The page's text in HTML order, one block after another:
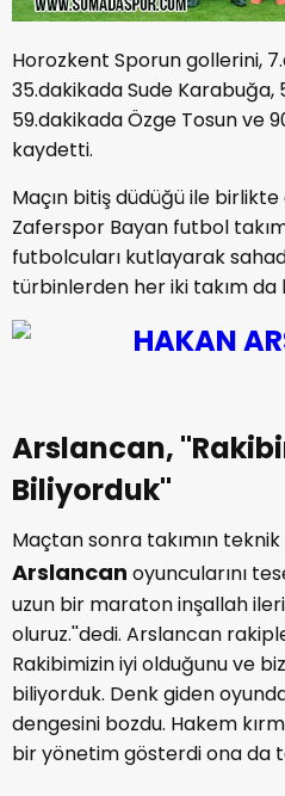
Horozkent Sporun gollerini,
35.dakikada Sude Karabuğa,
59.dakikada Özge Tosun ve
kaydetti.
Maçın bitiş düdüğü ile
Zaferspor Bayan futbol
futbolcuları kutlayarak
türbinlerden her iki takım da
Arslancan,
Biliyorduk''
Maçtan sonra takımın
Arslancan oyuncularını
uzun bir maraton inşallah
oluruz.''dedi. Arslancan
Rakibimizin iyi olduğunu ve
biliyorduk. Denk giden
dengesini bozdu. Hakem
bir yönetim gösterdi ona da